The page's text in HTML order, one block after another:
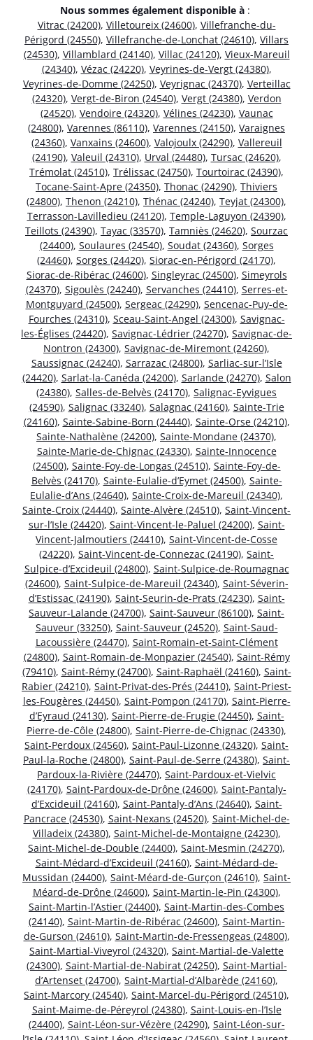
Nous sommes également disponible à :
Vitrac (24200), Villetoureix (24600), Villefranche-du-
Périgord (24550), Villefranche-de-Lonchat (24610), Villars
(24530), Villamblard (24140), Villac (24120), Vieux-Mareuil
(24340), Vézac (24220), Veyrines-de-Vergt (24380),
Veyrines-de-Domme (24250), Veyrignac (24370), Verteillac
(24320), Vergt-de-Biron (24540), Vergt (24380), Verdon
(24520), Vendoire (24320), Vélines (24230), Vaunac
(24800), Varennes (86110), Varennes (24150), Varaignes
(24360), Vanxains (24600), Valojoulx (24290), Vallereuil
(24190), Valeuil (24310), Urval (24480), Tursac (24620),
Trémolat (24510), Trélissac (24750), Tourtoirac (24390),
Tocane-Saint-Apre (24350), Thonac (24290), Thiviers
(24800), Thenon (24210), Thénac (24240), Teyjat (24300),
Terrasson-Lavilledieu (24120), Temple-Laguyon (24390),
Teillots (24390), Tayac (33570), Tamniès (24620), Sourzac
(24400), Soulaures (24540), Soudat (24360), Sorges
(24460), Sorges (24420), Siorac-en-Périgord (24170),
Siorac-de-Ribérac (24600), Singleyrac (24500), Simeyrols
(24370), Sigoulès (24240), Servanches (24410), Serres-et-
Montguyard (24500), Sergeac (24290), Sencenac-Puy-de-
Fourches (24310), Sceau-Saint-Angel (24300), Savignac-
les-Églises (24420), Savignac-Lédrier (24270), Savignac-de-
Nontron (24300), Savignac-de-Miremont (24260),
Saussignac (24240), Sarrazac (24800), Sarliac-sur-l’Isle
(24420), Sarlat-la-Canéda (24200), Sarlande (24270), Salon
(24380), Salles-de-Belvès (24170), Salignac-Eyvigues
(24590), Salignac (33240), Salagnac (24160), Sainte-Trie
(24160), Sainte-Sabine-Born (24440), Sainte-Orse (24210),
Sainte-Nathalène (24200), Sainte-Mondane (24370),
Sainte-Marie-de-Chignac (24330), Sainte-Innocence
(24500), Sainte-Foy-de-Longas (24510), Sainte-Foy-de-
Belvès (24170), Sainte-Eulalie-d’Eymet (24500), Sainte-
Eulalie-d’Ans (24640), Sainte-Croix-de-Mareuil (24340),
Sainte-Croix (24440), Sainte-Alvère (24510), Saint-Vincent-
sur-l’Isle (24420), Saint-Vincent-le-Paluel (24200), Saint-
Vincent-Jalmoutiers (24410), Saint-Vincent-de-Cosse
(24220), Saint-Vincent-de-Connezac (24190), Saint-
Sulpice-d’Excideuil (24800), Saint-Sulpice-de-Roumagnac
(24600), Saint-Sulpice-de-Mareuil (24340), Saint-Séverin-
d’Estissac (24190), Saint-Seurin-de-Prats (24230), Saint-
Sauveur-Lalande (24700), Saint-Sauveur (86100), Saint-
Sauveur (33250), Saint-Sauveur (24520), Saint-Saud-
Lacoussière (24470), Saint-Romain-et-Saint-Clément
(24800), Saint-Romain-de-Monpazier (24540), Saint-Rémy
(79410), Saint-Rémy (24700), Saint-Raphaël (24160), Saint-
Rabier (24210), Saint-Privat-des-Prés (24410), Saint-Priest-
les-Fougères (24450), Saint-Pompon (24170), Saint-Pierre-
d’Eyraud (24130), Saint-Pierre-de-Frugie (24450), Saint-
Pierre-de-Côle (24800), Saint-Pierre-de-Chignac (24330),
Saint-Perdoux (24560), Saint-Paul-Lizonne (24320), Saint-
Paul-la-Roche (24800), Saint-Paul-de-Serre (24380), Saint-
Pardoux-la-Rivière (24470), Saint-Pardoux-et-Vielvic
(24170), Saint-Pardoux-de-Drône (24600), Saint-Pantaly-
d’Excideuil (24160), Saint-Pantaly-d’Ans (24640), Saint-
Pancrace (24530), Saint-Nexans (24520), Saint-Michel-de-
Villadeix (24380), Saint-Michel-de-Montaigne (24230),
Saint-Michel-de-Double (24400), Saint-Mesmin (24270),
Saint-Médard-d’Excideuil (24160), Saint-Médard-de-
Mussidan (24400), Saint-Méard-de-Gurçon (24610), Saint-
Méard-de-Drône (24600), Saint-Martin-le-Pin (24300),
Saint-Martin-l’Astier (24400), Saint-Martin-des-Combes
(24140), Saint-Martin-de-Ribérac (24600), Saint-Martin-
de-Gurson (24610), Saint-Martin-de-Fressengeas (24800),
Saint-Martial-Viveyrol (24320), Saint-Martial-de-Valette
(24300), Saint-Martial-de-Nabirat (24250), Saint-Martial-
d’Artenset (24700), Saint-Martial-d’Albarède (24160),
Saint-Marcory (24540), Saint-Marcel-du-Périgord (24510),
Saint-Maime-de-Péreyrol (24380), Saint-Louis-en-l’Isle
(24400), Saint-Léon-sur-Vézère (24290), Saint-Léon-sur-